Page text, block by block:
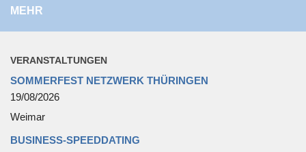
MEHR
VER­AN­STAL­TUN­GEN
SOMMERFEST NETZWERK THÜRINGEN
19/08/2026
Weimar
BUSINESS-SPEEDDATING